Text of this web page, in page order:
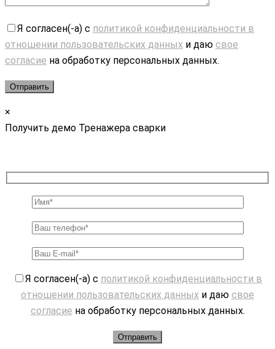
Я согласен(-а) с политикой конфиденциальности в
отношении пользовательских данных и даю свое
согласие на обработку персональных данных.
×
Получить демо Тренажера сварки
Я согласен(-а) с политикой конфиденциальности в
отношении пользовательских данных и даю свое
согласие на обработку персональных данных.